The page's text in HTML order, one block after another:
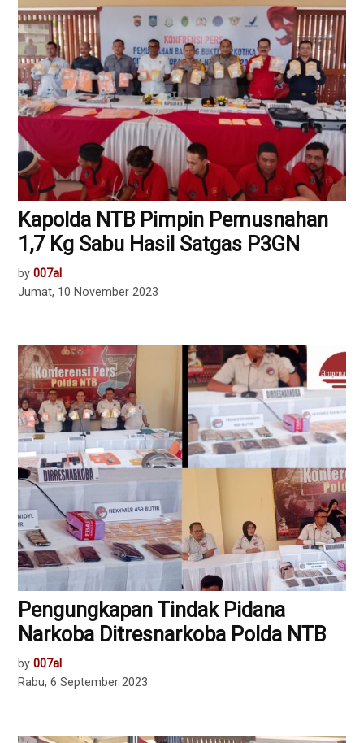
Kapolda NTB Pimpin Pemusnahan
1,7 Kg Sabu Hasil Satgas P3GN
by 007al
Jumat, 10 November 2023
Pengungkapan Tindak Pidana
Narkoba Ditresnarkoba Polda NTB
by 007al
Rabu, 6 September 2023